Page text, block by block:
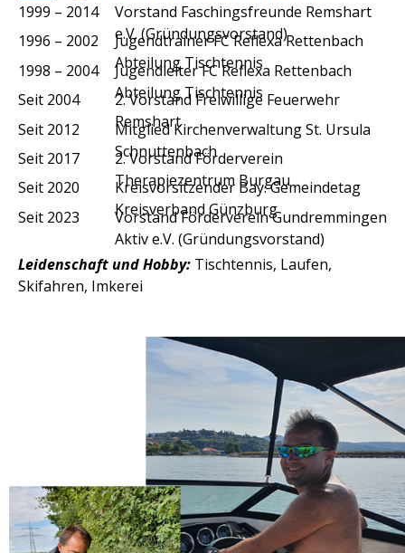
1999 – 2014
Vorstand Faschingsfreunde Remshart
e.V. (Gründungsvorstand)
1996 – 2002
Jugendtrainer FC Reflexa Rettenbach
Abteilung Tischtennis
1998 – 2004
Jugendleiter FC Reflexa Rettenbach
Abteilung Tischtennis
Seit 2004
2. Vorstand Freiwillige Feuerwehr
Remshart
Seit 2012
Mitglied Kirchenverwaltung St. Ursula
Schnuttenbach
Seit 2017
2. Vorstand Förderverein
Therapiezentrum Burgau
Seit 2020
Kreisvorsitzender Bay. Gemeindetag
Kreisverband Günzburg
Seit 2023
Vorstand Förderverein Gundremmingen
Aktiv e.V. (Gründungsvorstand)
Leidenschaft und Hobby: Tischtennis, Laufen,
Skifahren, Imkerei